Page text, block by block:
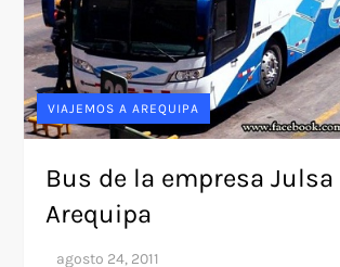
VIAJEMOS A AREQUIPA
Bus de la empresa Julsa
Arequipa